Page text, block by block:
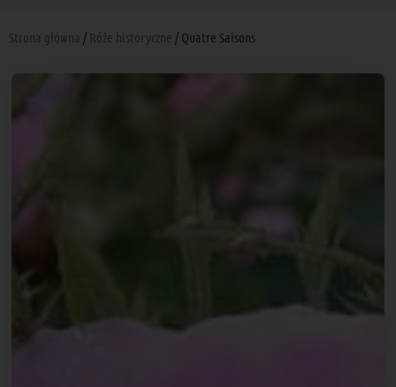
Strona główna / Róże historyczne / Quatre Saisons